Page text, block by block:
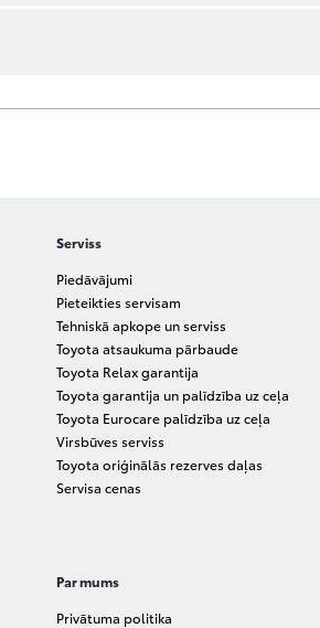
Serviss
Piedāvājumi
Pieteikties servisam
Tehniskā apkope un serviss
Toyota atsaukuma pārbaude
Toyota Relax garantija
Toyota garantija un palīdzība uz ceļa
Toyota Eurocare palīdzība uz ceļa
Virsbūves serviss
Toyota oriģinālās rezerves daļas
Servisa cenas
Par mums
Privātuma politika